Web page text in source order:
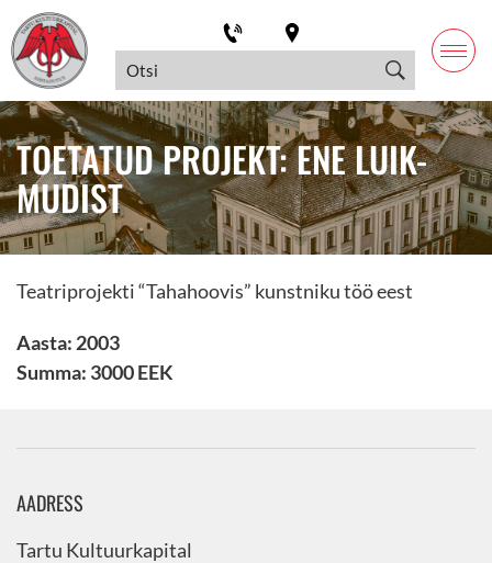
TOETATUD PROJEKT: ENE LUIK-
MUDIST
Teatriprojekti “Tahahoovis” kunstniku töö eest
Aasta: 2003
Summa: 3000 EEK
AADRESS
Tartu Kultuurkapital